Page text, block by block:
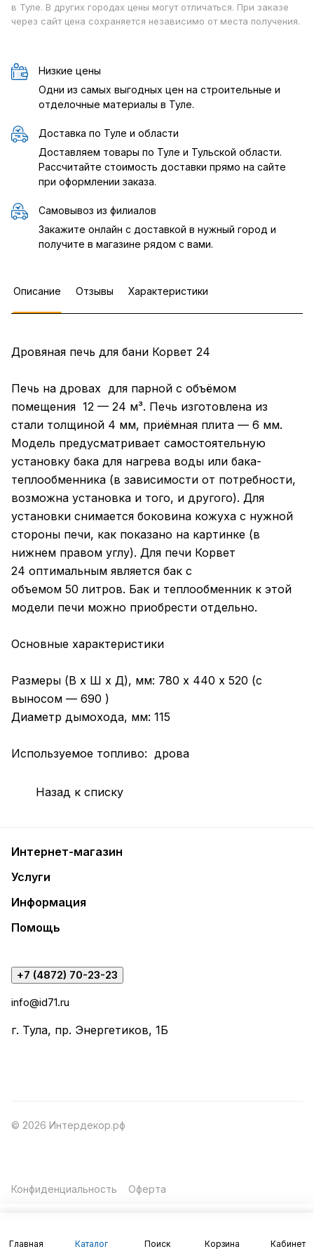
в Туле. В других городах цены могут отличаться. При заказе
через сайт цена сохраняется независимо от места получения.
Низкие цены
Одни из самых выгодных цен на строительные и
отделочные материалы в Туле.
Доставка по Туле и области
Доставляем товары по Туле и Тульской области.
Рассчитайте стоимость доставки прямо на сайте
при оформлении заказа.
Самовывоз из филиалов
Закажите онлайн с доставкой в нужный город и
получите в магазине рядом с вами.
Описание Отзывы Характеристики
Дровяная печь для бани Корвет 24
Печь на дровах для парной с объёмом
помещения 12 — 24 м³. Печь изготовлена из
стали толщиной 4 мм, приёмная плита — 6 мм.
Модель предусматривает самостоятельную
установку бака для нагрева воды или бака-
теплообменника (в зависимости от потребности,
возможна установка и того, и другого). Для
установки снимается боковина кожуха с нужной
стороны печи, как показано на картинке (в
нижнем правом углу). Для печи Корвет
24 оптимальным является бак с
объемом 50 литров. Бак и теплообменник к этой
модели печи можно приобрести отдельно.
Основные характеристики
Размеры (В х Ш х Д), мм: 780 х 440 х 520 (с
выносом — 690 )
Диаметр дымохода, мм: 115
Используемое топливо: дрова
Назад к списку
Главная Каталог Поиск Корзина Кабинет
Интернет-магазин
Услуги
Информация
Помощь
+7 (4872) 70-23-23
info@id71.ru
г. Тула, пр. Энергетиков, 1Б
© 2026 Интердекор.рф
Конфиденциальность Оферта